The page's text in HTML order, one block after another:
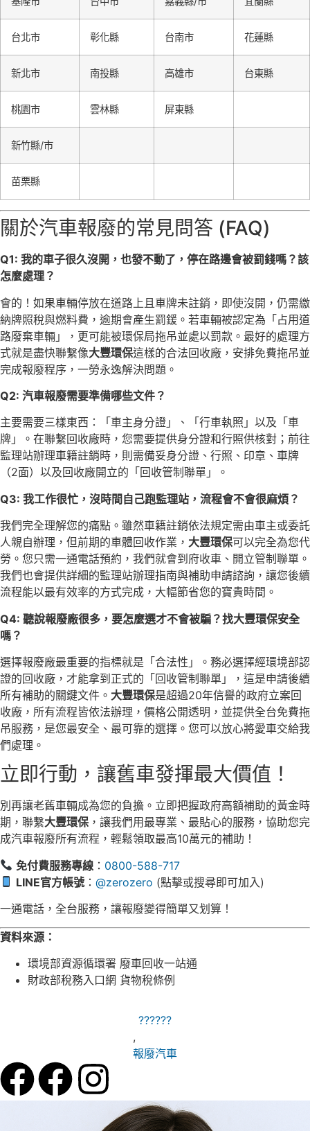
台北市 彰化縣 台南市 花蓮縣
新北市 南投縣 高雄市 台東縣
桃園市 雲林縣 屏東縣
新竹縣/市
苗栗縣
關於汽車報廢的常見問答 (FAQ)
Q1: 我的車子很久沒開，也發不動了，停在路邊會被罰錢嗎？該
怎麼處理？
會的！如果車輛停放在道路上且車牌未註銷，即使沒開，仍需繳
納牌照稅與燃料費，逾期會產生罰鍰。若車輛被認定為「占用道
路廢棄車輛」，更可能被環保局拖吊並處以罰款。最好的處理方
式就是盡快聯繫像大豐環保這樣的合法回收廠，安排免費拖吊並
完成報廢程序，一勞永逸解決問題。
Q2: 汽車報廢需要準備哪些文件？
主要需要三樣東西：「車主身分證」、「行車執照」以及「車
牌」。在聯繫回收廠時，您需要提供身分證和行照供核對；前往
監理站辦理車籍註銷時，則需備妥身分證、行照、印章、車牌
（2面）以及回收廠開立的「回收管制聯單」。
Q3: 我工作很忙，沒時間自己跑監理站，流程會不會很麻煩？
我們完全理解您的痛點。雖然車籍註銷依法規定需由車主或委託
人親自辦理，但前期的車體回收作業， 大豐環保可以完全為您代
勞。您只需一通電話預約，我們就會到府收車、開立管制聯單。
我們也會提供詳細的監理站辦理指南與補助申請諮詢，讓您後續
流程能以最有效率的方式完成，大幅節省您的寶貴時間。
Q4: 聽說報廢廠很多，要怎麼選才不會被騙？找大豐環保安全
嗎？
選擇報廢廠最重要的指標就是「合法性」。務必選擇經環境部認
證的回收廠，才能拿到正式的「回收管制聯單」，這是申請後續
所有補助的關鍵文件。 大豐環保是超過20年信譽的政府立案回
收廠，所有流程皆依法辦理，價格公開透明，並提供全台免費拖
吊服務，是您最安全、最可靠的選擇。您可以放心將愛車交給我
們處理。
立即行動，讓舊車發揮最大價值！
別再讓老舊車輛成為您的負擔。立即把握政府高額補助的黃金時
期，聯繫大豐環保 ，讓我們用最專業、最貼心的服務，協助您完
成汽車報廢所有流程，輕鬆領取最高10萬元的補助！
免付費服務專線 ： 0800-588-717
LINE官方帳號 ：@zerozero (點擊或搜尋即可加入)
一通電話，全台服務，讓報廢變得簡單又划算！
資料來源：
環境部資源循環署 廢車回收一站通
財政部稅務入口網 貨物稅條例
??????
,
報廢汽車